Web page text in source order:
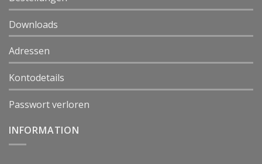
Downloads
Adressen
Kontodetails
Passwort verloren
INFORMATION